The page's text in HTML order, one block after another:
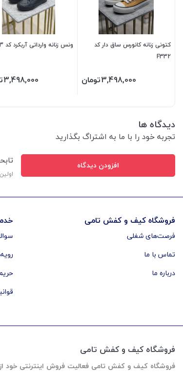
کتونی زنانه کانورس ساق دار کد
F332
3,498,000تومان
ونس زنانه وارداتی آربکرد کد R603
3,498,000
دیدگاه ها
تجربه خود را با ما به اشتراگ بگذارید
افزودن دیدگاه
فروشگاه کیف و کفش تامی
فرصت‌های شغلی
تماس با ما
درباره ما
فروشگاه کیف و کفش تامی
فروشگاه کیف و کفش تامی فعالیت فروش اینترنتی خود از طریق سایت